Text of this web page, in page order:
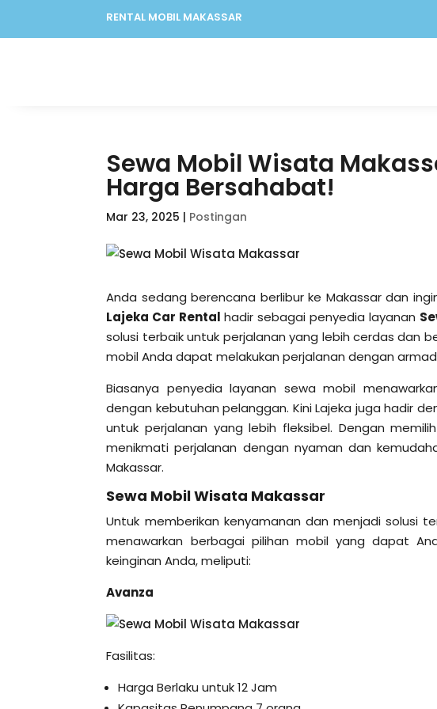
RENTAL MOBIL MAKASSAR
Sewa Mobil Wisata
Harga Bersahabat!
Mar 23, 2025 | Postingan
Anda sedang berencana berlibur ke Makassar dan
Lajeka Car Rentalhadir sebagai penyedia layanan
solusi terbaik untuk perjalanan yang lebih cerdas dan
mobil Anda dapat melakukan perjalanan dengan
Biasanya penyedia layanan sewa mobil
dengan kebutuhan pelanggan. Kini Lajeka juga hadir
untuk perjalanan yang lebih fleksibel. Dengan
menikmati perjalanan dengan nyaman dan
Makassar.
Sewa Mobil Wisata Makassar
Untuk memberikan kenyamanan dan menjadi solusi
menawarkan berbagai pilihan mobil yang dapat
keinginan Anda, meliputi:
Avanza
Fasilitas:
Harga Berlaku untuk 12 Jam